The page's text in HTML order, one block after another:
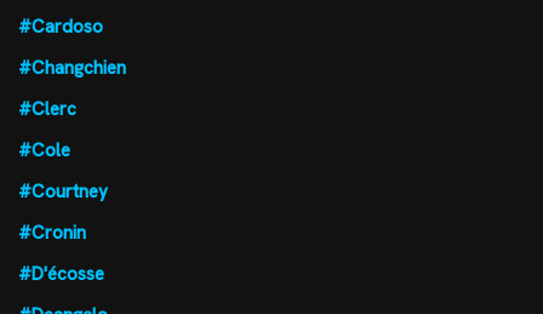
#Cardoso
#Changchien
#Clerc
#Cole
#Courtney
#Cronin
#D'écosse